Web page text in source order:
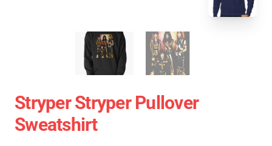
Stryper Stryper Pullover
Sweatshirt